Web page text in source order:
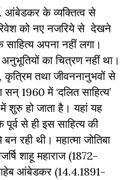
आंबेडकर के व्यक्तित्व से
को नए नजरिये से देखने
साहित्य अपना नहीं लगा।
का चित्रण नहीं था।
कृत्रिम तथा जीवननानुभवों से
1960 में ‘दलित साहित्य’
शुरु हो जाता है। यहां यह
से ही इस साहित्य की
रही थी। महात्मा जोतिबा
शाहू महाराज (1872-
आंबेडकर (14.4.1891-